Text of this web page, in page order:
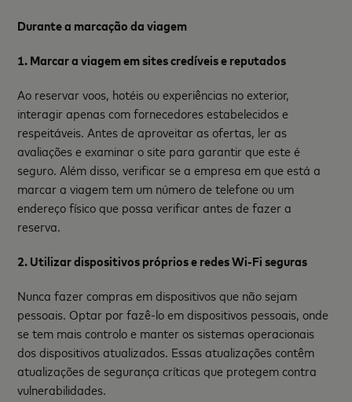
Durante a marcação da viagem
1. Marcar a viagem em sites credíveis e reputados
Ao reservar voos, hotéis ou experiências no exterior,
interagir apenas com fornecedores estabelecidos e
respeitáveis. Antes de aproveitar as ofertas, ler as
avaliações e examinar o site para garantir que este é
seguro. Além disso, verificar se a empresa em que está a
marcar a viagem tem um número de telefone ou um
endereço físico que possa verificar antes de fazer a
reserva.
2. Utilizar dispositivos próprios e redes Wi-Fi seguras
Nunca fazer compras em dispositivos que não sejam
pessoais. Optar por fazê-lo em dispositivos pessoais, onde
se tem mais controlo e manter os sistemas operacionais
dos dispositivos atualizados. Essas atualizações contêm
atualizações de segurança críticas que protegem contra
vulnerabilidades.